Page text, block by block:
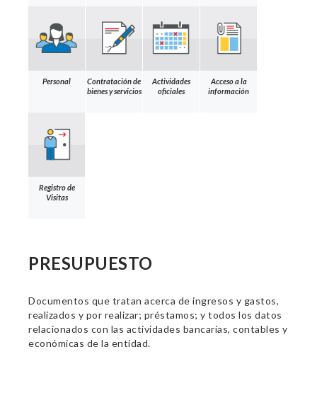
Personal
Contratación de
bienes y servicios
Actividades
oficiales
Acceso a la
información
Registro de
Visitas
PRESUPUESTO
Documentos que tratan acerca de ingresos y gastos,
realizados y por realizar; préstamos; y todos los datos
relacionados con las actividades bancarias, contables y
económicas de la entidad.